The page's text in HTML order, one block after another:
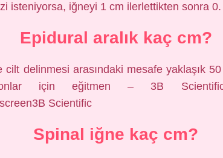
isteniyorsa, iğneyi 1 cm ilerlettikten sonra 0.
Epidural aralık kaç cm?
cilt delinmesi arasındaki mesafe yaklaşık
için eğitmen – 3B
Scientific
Spinal iğne kaç cm?